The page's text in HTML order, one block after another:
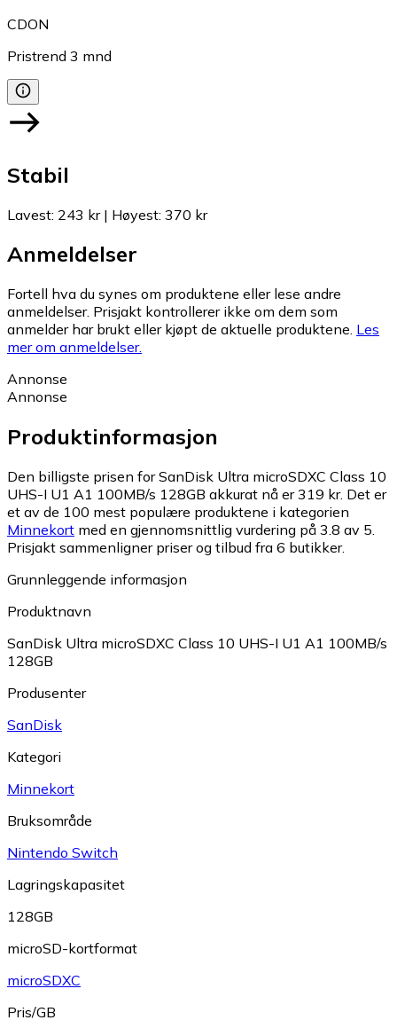
CDON
Pristrend 3 mnd
Stabil
Lavest: 243 kr| Høyest: 370 kr
Anmeldelser
Fortell hva du synes om produktene eller lese andre
anmeldelser. Prisjakt kontrollerer ikke om dem som
anmelder har brukt eller kjøpt de aktuelle produktene. Les
mer om anmeldelser.
Annonse
Annonse
Produktinformasjon
Den billigste prisen for SanDisk Ultra microSDXC Class 10
UHS-I U1 A1 100MB/s 128GB akkurat nå er 319 kr. Det er
et av de 100 mest populære produktene i kategorien
Minnekort med en gjennomsnittlig vurdering på 3.8 av 5.
Prisjakt sammenligner priser og tilbud fra 6 butikker.
Grunnleggende informasjon
Produktnavn
SanDisk Ultra microSDXC Class 10 UHS-I U1 A1 100MB/s
128GB
Produsenter
SanDisk
Kategori
Minnekort
Bruksområde
Nintendo Switch
Lagringskapasitet
128GB
microSD-kortformat
microSDXC
Pris/GB